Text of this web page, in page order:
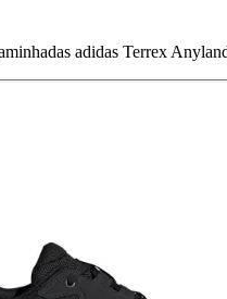
adidas Terrex